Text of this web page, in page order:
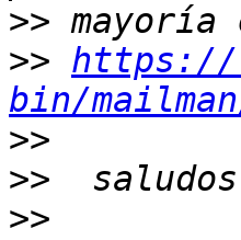
>>
>> https://
bin/
>>
>>
>>